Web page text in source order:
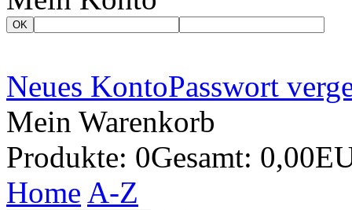
OK
Neues KontoPasswort
Mein Warenkorb
Produkte: 0Gesamt:
Home A-Z